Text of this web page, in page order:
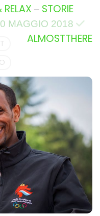
RELAX – STORIE
MAGGIO 2018
ALMOSTTHERE